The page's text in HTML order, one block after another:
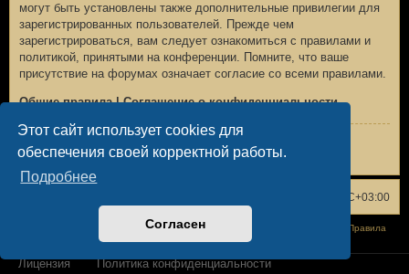
Этот сайт использует cookies для
обеспечения своей корректной работы.
Подробнее
Согласен
могут быть установлены также дополнительные привилегии для
зарегистрированных пользователей. Прежде чем
зарегистрироваться, вам следует ознакомиться с правилами и
политикой, принятыми на конференции. Помните, что ваше
присутствие на форумах означает согласие со всеми правилами.
Общие правила|Соглашение о конфиденциальности
Регистрация
UTC+03:00
Правила
Лицензия Политика конфиденциальности